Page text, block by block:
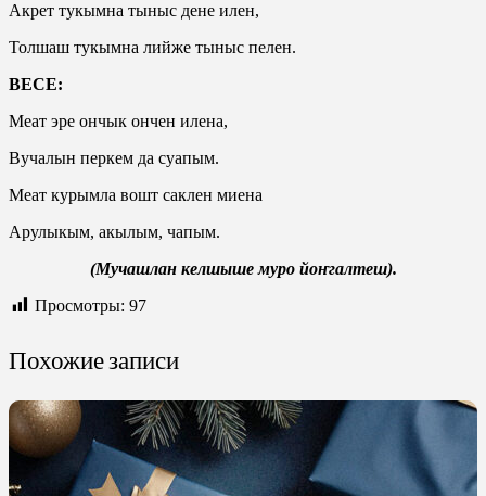
Акрет тукымна тыныс дене илен,
Толшаш тукымна лийже тыныс пелен.
ВЕСЕ:
Меат эре ончык ончен илена,
Вучалын перкем да суапым.
Меат курымла вошт саклен миена
Арулыкым, акылым, чапым.
(Мучашлан келшыше муро йоҥгалтеш).
Просмотры: 97
Похожие записи